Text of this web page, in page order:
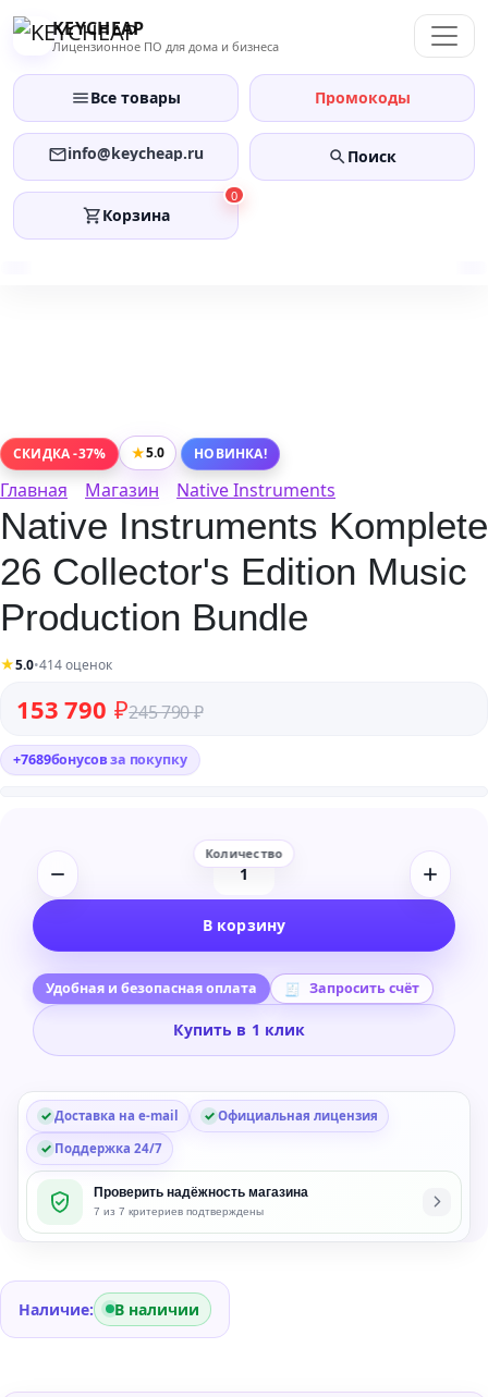
Перейти
KEYCHEAP
Лицензионное ПО для дома и бизнеса
Все товары Промокоды
info@keycheap.ru Поиск
0
Корзина
СКИДКА -37% ★5.0 НОВИНКА!
Главная Магазин Native Instruments
Native Instruments Komplete
26 Collector's Edition Music
Production Bundle
★5.0•414 оценок
245 790₽
Первоначальная цена составляла 245 790 ₽.
153 790 ₽
Текущая цена: 153 790 ₽.
+7689бонусовза покупку
Количество
Native
Komplete
Collector's
Music
Production
В корзину
Удобная и безопасная оплата Запросить счёт
Купить в 1 клик
Доставка на e-mail
Официальная лицензия
Поддержка 24/7
Проверить надёжность магазина
7 из 7 критериев подтверждены
Наличие: В наличии